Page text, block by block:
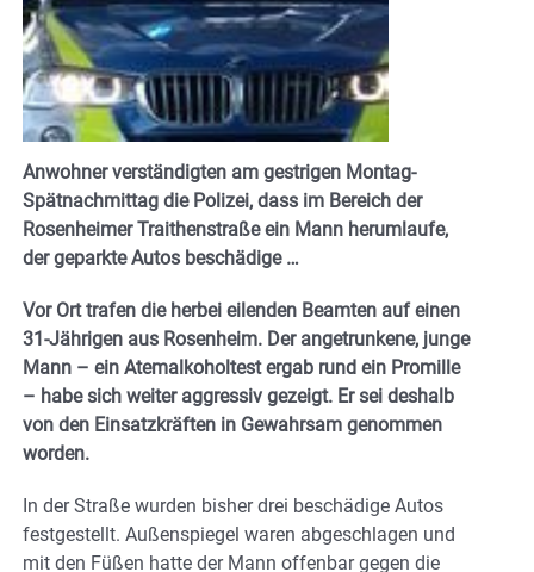
Anwohner verständigten am gestrigen Montag-
Spätnachmittag die Polizei, dass im Bereich der
Rosenheimer Traithenstraße ein Mann herumlaufe,
der geparkte Autos beschädige …
Vor Ort trafen die herbei eilenden Beamten auf einen
31-Jährigen aus Rosenheim. Der angetrunkene, junge
Mann – ein Atemalkoholtest ergab rund ein Promille
– habe sich weiter aggressiv gezeigt. Er sei deshalb
von den Einsatzkräften in Gewahrsam genommen
worden.
In der Straße wurden bisher drei beschädige Autos
festgestellt. Außenspiegel waren abgeschlagen und
mit den Füßen hatte der Mann offenbar gegen die